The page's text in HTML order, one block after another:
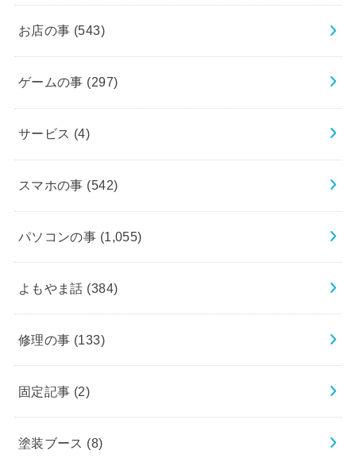
お店の事 (543)
ゲームの事 (297)
サービス (4)
スマホの事 (542)
パソコンの事 (1,055)
よもやま話 (384)
修理の事 (133)
固定記事 (2)
塗装ブース (8)